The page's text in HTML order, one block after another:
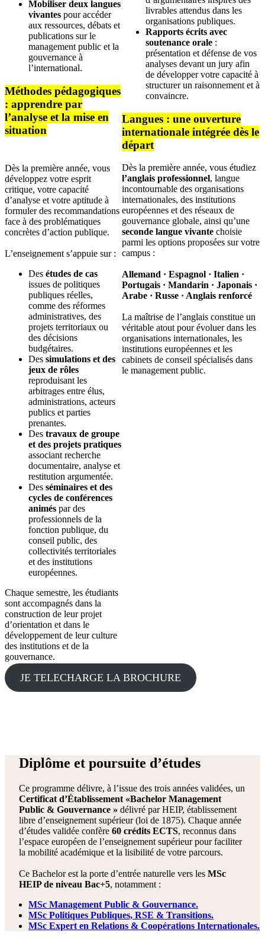
Mobiliser deux langues
vivantes pour accéder
aux ressources, débats et
publications sur le
management public et la
gouvernance à
l’international.
Méthodes pédagogiques
: apprendre par
l’analyse et la mise en
situation
Dès la première année, vous
développez votre esprit
critique, votre capacité
d’analyse et votre aptitude à
formuler des recommandations
face à des problématiques
concrètes d’action publique.
L’enseignement s’appuie sur :
Des études de cas
issues de politiques
publiques réelles,
comme des réformes
administratives, des
projets territoriaux ou
des décisions
budgétaires.
Des simulations et des
jeux de rôles
reproduisant les
arbitrages entre élus,
administrations, acteurs
publics et parties
prenantes.
Des travaux de groupe
et des projets pratiques
associant recherche
documentaire, analyse et
restitution argumentée.
Des séminaires et des
cycles de conférences
animés par des
professionnels de la
fonction publique, du
conseil public, des
collectivités territoriales
et des institutions
européennes.
Chaque semestre, les étudiants
sont accompagnés dans la
construction de leur projet
d’orientation et dans le
développement de leur culture
des institutions et de la
gouvernance.
livrables attendus dans les
organisations publiques.
Rapports écrits avec
soutenance orale:
présentation et défense de vos
analyses devant un jury afin
de développer votre capacité à
structurer un raisonnement et à
convaincre.
Langues : une ouverture
internationale intégrée dès le
départ
Dès la première année, vous étudiez
l’anglais professionnel, langue
incontournable des organisations
internationales, des institutions
européennes et des réseaux de
gouvernance globale, ainsi qu’une
seconde langue vivantechoisie
parmi les options proposées sur votre
campus :
Allemand · Espagnol · Italien ·
Portugais · Mandarin · Japonais ·
Arabe · Russe · Anglais renforcé
La maîtrise de l’anglais constitue un
véritable atout pour évoluer dans les
organisations internationales, les
institutions européennes et les
cabinets de conseil spécialisés dans
le management public.
JE TELECHARGE LA BROCHURE
Diplôme et poursuite d’études
Ce programme délivre, à l’issue des trois années validées, un
Certificat d’Établissement «Bachelor Management
Public & Gouvernance » délivré par HEIP, établissement
libre d’enseignement supérieur (loi de 1875). Chaque année
d’études validée confère 60 crédits ECTS, reconnus dans
l’espace européen de l’enseignement supérieur pour faciliter
la mobilité académique et la lisibilité de votre parcours.
Ce Bachelor est la porte d’entrée naturelle vers les MSc
HEIP de niveau Bac+5, notamment :
MSc Management Public & Gouvernance.
MSc Politiques Publiques, RSE & Transitions.
MSc Expert en Relations & Coopérations Internationales.